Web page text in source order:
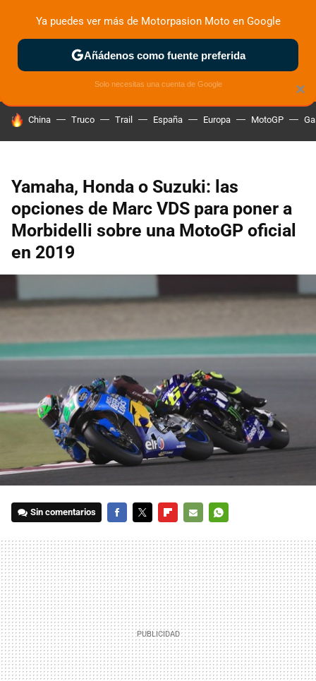
ZONA DE PRUEBAS DEPORTIVAS MOTOS ELÉCTRICAS
HOY SE HABLA DE
China Truco Trail España Europa MotoGP
Yamaha, Honda o Suzuki: las
opciones de Marc VDS para poner a
Morbidelli sobre una MotoGP oficial
en 2019
Sin comentarios
MAIL
×
Ya puedes ver más de Motorpasion Moto en Google
Añádenos como fuente preferida
Solo necesitas una cuenta de Google